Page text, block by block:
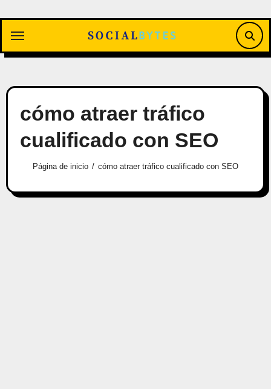
contenido
cómo atraer tráfico
cualificado con SEO
Página de inicio cómo atraer tráfico cualificado con SEO